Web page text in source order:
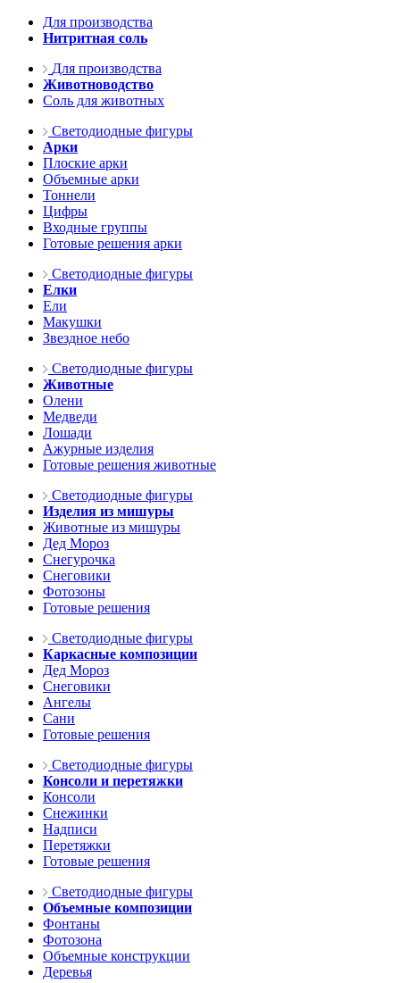
Для производства
Нитритная соль
Для производства
Животноводство
Соль для животных
Светодиодные фигуры
Арки
Плоские арки
Объемные арки
Тоннели
Цифры
Входные группы
Готовые решения арки
Светодиодные фигуры
Елки
Ели
Макушки
Звездное небо
Светодиодные фигуры
Животные
Олени
Медведи
Лошади
Ажурные изделия
Готовые решения животные
Светодиодные фигуры
Изделия из мишуры
Животные из мишуры
Дед Мороз
Снегурочка
Снеговики
Фотозоны
Готовые решения
Светодиодные фигуры
Каркасные композиции
Дед Мороз
Снеговики
Ангелы
Сани
Готовые решения
Светодиодные фигуры
Консоли и перетяжки
Консоли
Снежинки
Надписи
Перетяжки
Готовые решения
Светодиодные фигуры
Объемные композиции
Фонтаны
Фотозона
Объемные конструкции
Деревья